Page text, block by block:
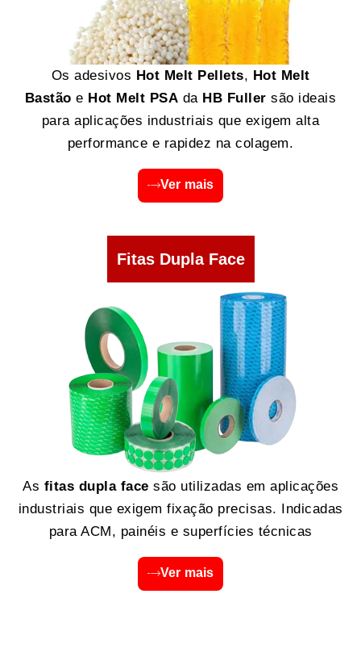
Os adesivos Hot Melt Pellets, Hot Melt
Bastão e Hot Melt PSA da HB Fuller são ideais
para aplicações industriais que exigem alta
performance e rapidez na colagem.
Ver mais
Fitas Dupla Face
As fitas dupla face são utilizadas em aplicações
industriais que exigem fixação precisas. Indicadas
para ACM, painéis e superfícies técnicas
Ver mais